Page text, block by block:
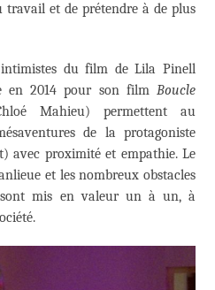
et de prétendre à de plus
du film de Lila Pinell
en 2014 pour son film Boucle
Mahieu) permettent au
de la protagoniste
avec proximité et empathie. Le
et les nombreux obstacles
mis en valeur un à un, à